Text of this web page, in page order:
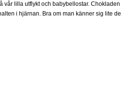
vår lilla utflykt och babybellostar.
i hjärnan. Bra om man känner sig lite